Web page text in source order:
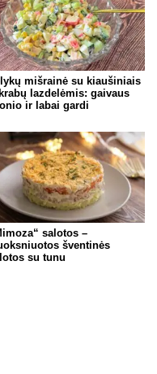
mišrainė su kiaušiniais
lazdelėmis: gaivaus
ir labai gardi
salotos –
šventinės
su tunu